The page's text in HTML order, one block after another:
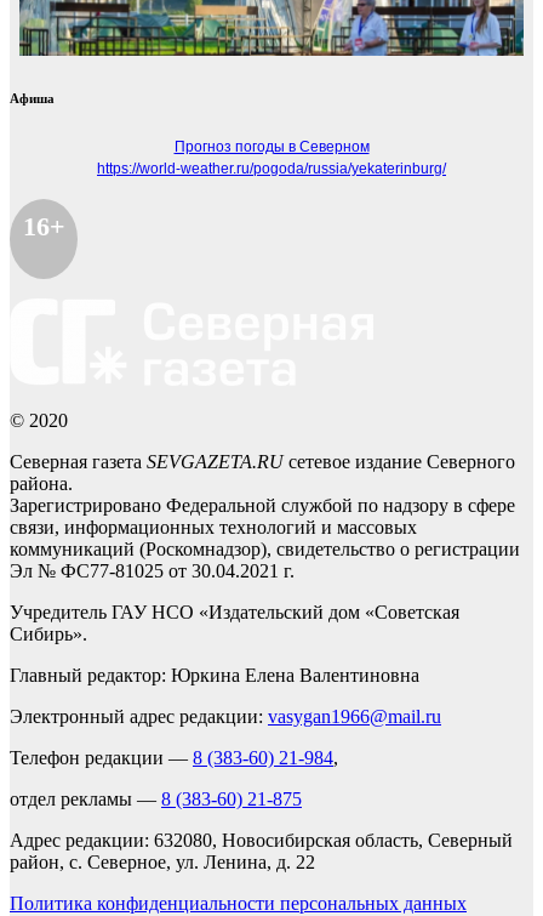
Афиша
Прогноз погоды в Северном
https://world-weather.ru/pogoda/russia/yekaterinburg/
16+
© 2020
Северная газета SEVGAZETA.RUсетевое издание Северного
района.
Зарегистрировано Федеральной службой по надзору в сфере
связи, информационных технологий и массовых
коммуникаций (Роскомнадзор), свидетельство о регистрации
Эл № ФС77-81025 от 30.04.2021 г.
Учредитель ГАУ НСО «Издательский дом «Советская
Сибирь».
Главный редактор: Юркина Елена Валентиновна
Электронный адрес редакции: vasygan1966@mail.ru
Телефон редакции — 8 (383-60) 21-984,
отдел рекламы — 8 (383-60) 21-875
Адрес редакции: 632080, Новосибирская область, Северный
район, с. Северное, ул. Ленина, д. 22
Политика конфиденциальности персональных данных